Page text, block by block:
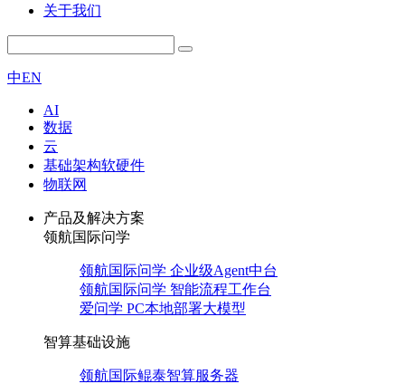
关于我们
中EN
AI
数据
云
基础架构软硬件
物联网
产品及解决方案
领航国际问学
领航国际问学 企业级Agent中台
领航国际问学 智能流程工作台
爱问学 PC本地部署大模型
智算基础设施
领航国际鲲泰智算服务器